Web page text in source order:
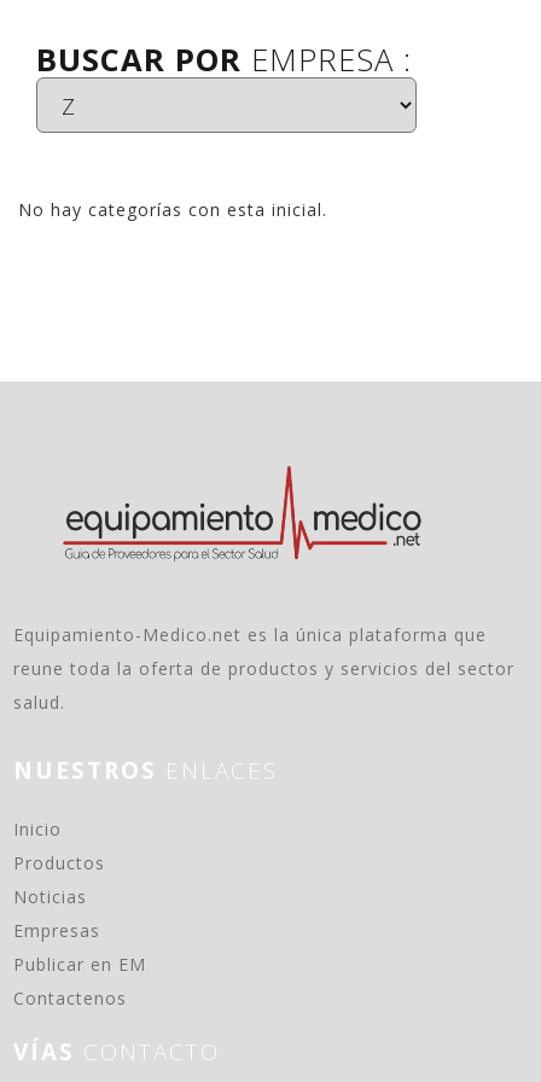
BUSCAR POR EMPRESA :
No hay categorías con esta inicial.
Equipamiento-Medico.net es la única plataforma que
reune toda la oferta de productos y servicios del sector
salud.
NUESTROS ENLACES
Inicio
Productos
Noticias
Empresas
Publicar en EM
Contactenos
VÍAS CONTACTO